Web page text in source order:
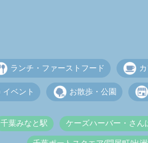
ランチ・ファーストフード
イベント お散歩・公園
千葉みなと駅 ケーズハーバー・さん